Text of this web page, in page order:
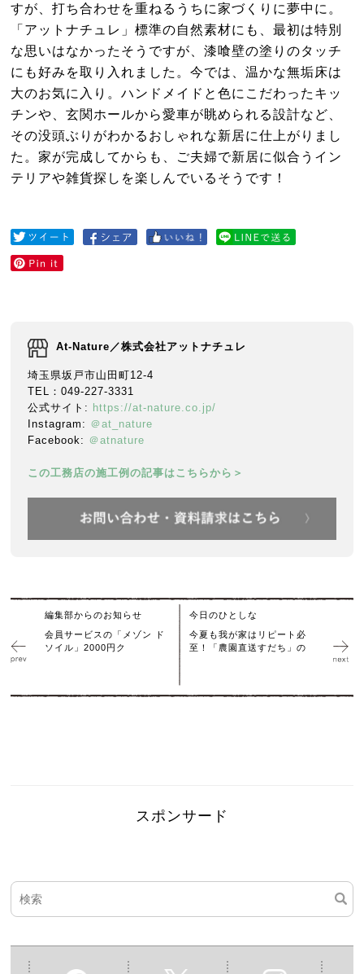
すが、打ち合わせを重ねるうちに家づくりに夢中に。
「アットナチュレ」標準の自然素材にも、最初は特別
な思いはなかったそうですが、漆喰壁の塗りのタッチ
にも好みを取り入れました。今では、温かな無垢床は
大のお気に入り。ハンドメイドと色にこだわったキッ
チンや、玄関ホールから愛車が眺められる設計など、
その没頭ぶりがわかるおしゃれな新居に仕上がりまし
た。家が完成してからも、ご夫婦で新居に似合うイン
テリアや雑貨探しを楽しんでいるそうです！
At-Nature／株式会社アットナチュレ
埼玉県坂戸市山田町12-4
TEL：049-227-3331
公式サイト: https://at-nature.co.jp/
Instagram: ＠at_nature
Facebook: ＠atnature
この工務店の施工例の記事はこちらから＞
編集部からのお知らせ
会員サービスの「メゾン ド
ソイル」2000円ク
今日のひとしな
今夏も我が家はリピート必
至！「農園直送すだち」の
スポンサード